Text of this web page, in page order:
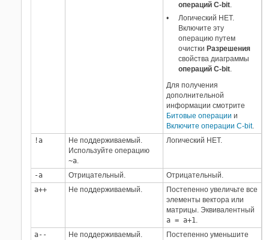
операций C-bit.
Логический НЕТ.
Включите эту
операцию путем
очистки Разрешения
свойства диаграммы
операций C-bit.
Для получения
дополнительной
информации смотрите
Битовые операции и
Включите операции C-bit.
!a
Не поддерживаемый.
Используйте операцию
~a.
Логический НЕТ.
-a Отрицательный.
Отрицательный.
a++
Не поддерживаемый.
Постепенно увеличьте все
элементы вектора или
матрицы. Эквивалентный
a = a+1.
a--
Не поддерживаемый. Постепенно уменьшите